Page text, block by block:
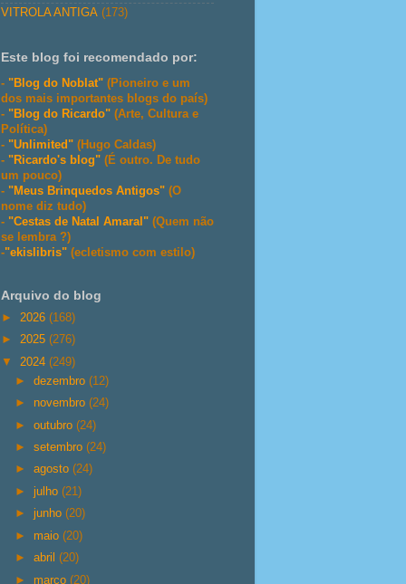
VITROLA ANTIGA (173)
Este blog foi recomendado por:
- "Blog do Noblat" (Pioneiro e um
dos mais importantes blogs do país)
- "Blog do Ricardo" (Arte, Cultura e
Política)
- "Unlimited" (Hugo Caldas)
- "Ricardo's blog" (É outro. De tudo
um pouco)
- "Meus Brinquedos Antigos" (O
nome diz tudo)
- "Cestas de Natal Amaral" (Quem não
se lembra ?)
-"ekislibris" (ecletismo com estilo)
Arquivo do blog
► 2026 (168)
► 2025 (276)
▼ 2024 (249)
►dezembro(12)
► novembro(24)
►outubro(24)
►setembro(24)
►agosto(24)
►julho(21)
►junho(20)
► maio(20)
►abril(20)
► março(20)